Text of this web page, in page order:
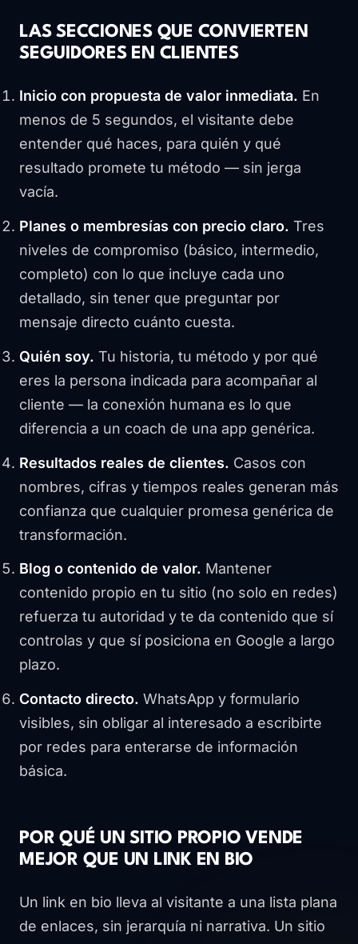
LAS SECCIONES QUE CONVIERTEN
SEGUIDORES EN CLIENTES
Inicio con propuesta de valor inmediata. En
menos de 5 segundos, el visitante debe
entender qué haces, para quién y qué
resultado promete tu método — sin jerga
vacía.
Planes o membresías con precio claro. Tres
niveles de compromiso (básico, intermedio,
completo) con lo que incluye cada uno
detallado, sin tener que preguntar por
mensaje directo cuánto cuesta.
Quién soy. Tu historia, tu método y por qué
eres la persona indicada para acompañar al
cliente — la conexión humana es lo que
diferencia a un coach de una app genérica.
Resultados reales de clientes. Casos con
nombres, cifras y tiempos reales generan más
confianza que cualquier promesa genérica de
transformación.
Blog o contenido de valor. Mantener
contenido propio en tu sitio (no solo en redes)
refuerza tu autoridad y te da contenido que sí
controlas y que sí posiciona en Google a largo
plazo.
Contacto directo. WhatsApp y formulario
visibles, sin obligar al interesado a escribirte
por redes para enterarse de información
básica.
POR QUÉ UN SITIO PROPIO VENDE
MEJOR QUE UN LINK EN BIO
Un link en bio lleva al visitante a una lista plana
de enlaces, sin jerarquía ni narrativa. Un sitio